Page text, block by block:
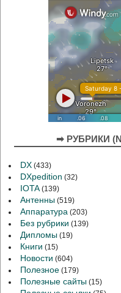
➡ РУБРИКИ
DX (433)
DXpedition (32)
IOTA(139)
Антенны (519)
Аппаратура (203)
Без рубрики (139)
Дипломы (19)
Книги (15)
Новости (604)
Полезное (179)
Полезные сайты (15)